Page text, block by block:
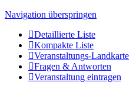
Navigation überspringen
Detaillierte Liste
Kompakte Liste
Veranstaltungs-Landkarte
Fragen & Antworten
Veranstaltung eintragen